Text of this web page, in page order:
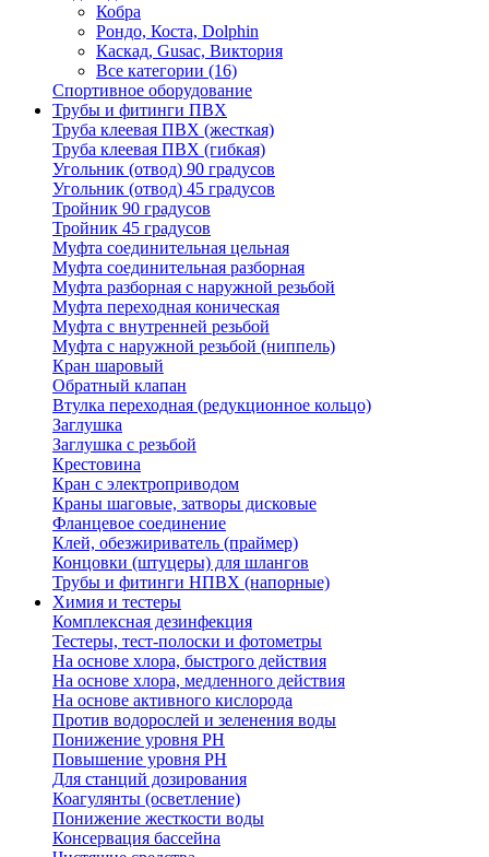
Кобра
Рондо, Коста, Dolphin
Каскад, Gusac, Виктория
Все категории (16)
Спортивное оборудование
Трубы и фитинги ПВХ
Труба клеевая ПВХ (жесткая)
Труба клеевая ПВХ (гибкая)
Угольник (отвод) 90 градусов
Угольник (отвод) 45 градусов
Тройник 90 градусов
Тройник 45 градусов
Муфта соединительная цельная
Муфта соединительная разборная
Муфта разборная с наружной резьбой
Муфта переходная коническая
Муфта с внутренней резьбой
Муфта с наружной резьбой (ниппель)
Кран шаровый
Обратный клапан
Втулка переходная (редукционное кольцо)
Заглушка
Заглушка с резьбой
Крестовина
Кран с электроприводом
Краны шаговые, затворы дисковые
Фланцевое соединение
Клей, обезжириватель (праймер)
Концовки (штуцеры) для шлангов
Трубы и фитинги НПВХ (напорные)
Химия и тестеры
Комплексная дезинфекция
Тестеры, тест-полоски и фотометры
На основе хлора, быстрого действия
На основе хлора, медленного действия
На основе активного кислорода
Против водорослей и зеленения воды
Понижение уровня РН
Повышение уровня РН
Для станций дозирования
Коагулянты (осветление)
Понижение жесткости воды
Консервация бассейна